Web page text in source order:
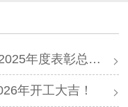
暨新年酒会成功举办！
年开工大吉！